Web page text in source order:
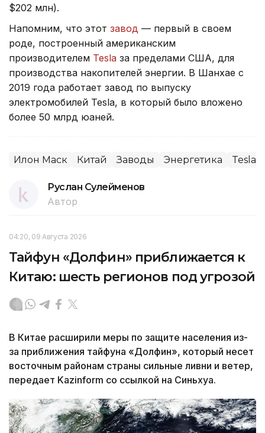
$202 млн).
Напомним, что этот завод — первый в своем
роде, построенный американским
производителем Tesla за пределами США, для
производства накопителей энергии. В Шанхае с
2019 года работает завод по выпуску
электромобилей Tesla, в который было вложено
более 50 млрд юаней.
Илон Маск Китай Заводы Энергетика Tesla
Руслан Сулейменов
Автор
04:20, 09 Августа 2026
Тайфун «Долфин» приближается к
Китаю: шесть регионов под угрозой
В Китае расширили меры по защите населения из-
за приближения тайфуна «Долфин», который несет
восточным районам страны сильные ливни и ветер,
передает Kazinform со ссылкой на Синьхуа.